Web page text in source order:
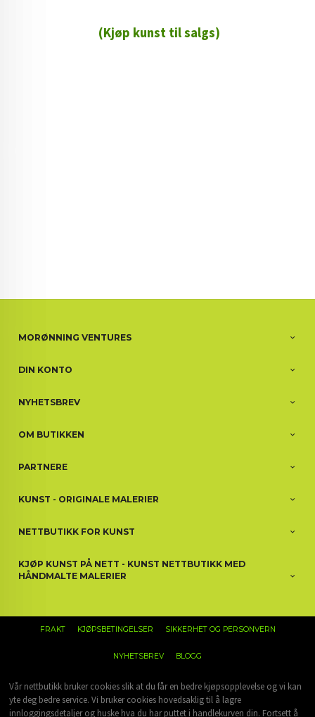
(Kjøp kunst til salgs)
MORØNNING VENTURES
DIN KONTO
NYHETSBREV
OM BUTIKKEN
PARTNERE
KUNST - ORIGINALE MALERIER
NETTBUTIKK FOR KUNST
KJØP KUNST PÅ NETT - KUNST NETTBUTIKK MED
HÅNDMALTE MALERIER
FRAKT KJØPSBETINGELSER SIKKERHET OG PERSONVERN
NYHETSBREV BLOGG
Vår nettbutikk bruker cookies slik at du får en bedre kjøpsopplevelse og vi kan
yte deg bedre service. Vi bruker cookies hovedsaklig til å lagre
innloggingsdetaljer og huske hva du har puttet i handlekurven din. Fortsett å